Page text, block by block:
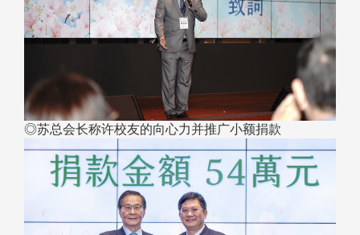
◎苏总会长称许校友的向心力并推广小额捐款